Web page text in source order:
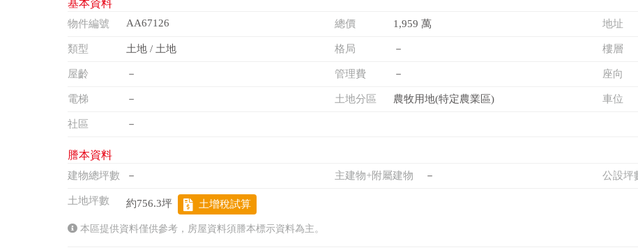
基本資料
物件編號 AA67126 總價 1,959 萬 地址
類型 土地 / 土地 格局 － 樓層
屋齡 － 管理費 － 座向
電梯 － 土地分區 農牧用地(特定農業區) 車位
社區 －
謄本資料
建物總坪數 － 主建物+附屬建物 － 公設坪
土地坪數 約756.3坪 土增稅試算
本區提供資料僅供參考，房屋資料須謄本標示資料為主。